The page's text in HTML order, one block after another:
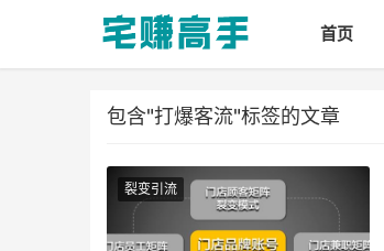
首页
包含"打爆客流"标签的文章
裂变引流